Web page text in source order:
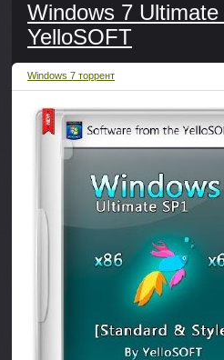
Windows 7
YelloSOFT
Windows 7 торрент